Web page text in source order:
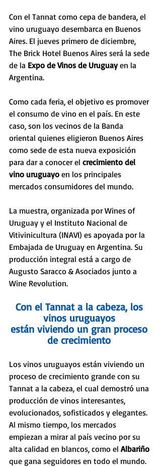
Con el Tannat como cepa de bandera, el
vino uruguayo desembarca en Buenos
Aires. El jueves primero de diciembre,
The Brick Hotel Buenos Aires será la sede
de la Expo de Vinos de Uruguay en la
Argentina.
Como cada feria, el objetivo es promover
el consumo de vino en el país. En este
caso, son los vecinos de la Banda
oriental quienes eligieron Buenos Aires
como sede de esta nueva exposición
para dar a conocer el crecimiento del
vino uruguayo en los principales
mercados consumidores del mundo.
La muestra, organizada por Wines of
Uruguay y el Instituto Nacional de
Vitivinicultura (INAVI) es apoyada por la
Embajada de Uruguay en Argentina. Su
producción integral está a cargo de
Augusto Saracco & Asociados junto a
Wine Revolution.
Con el Tannat a la cabeza, los
vinos uruguayos
están viviendo un gran proceso
de crecimiento
Los vinos uruguayos están viviendo un
proceso de crecimiento grande con su
Tannat a la cabeza, el cual demostró una
producción de vinos interesantes,
evolucionados, sofisticados y elegantes.
Al mismo tiempo, los mercados
empiezan a mirar al país vecino por su
alta calidad en blancos, como el Albariño
que gana seguidores en todo el mundo.